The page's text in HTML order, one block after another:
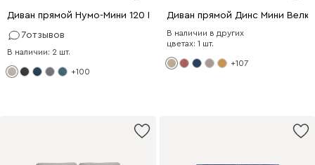
Диван прямой Нумо-Мини 120 Рогожка Кремовый
7отзывов
В наличии: 2 шт.
+100
Диван прямой Динс Мини
В наличии в других
цветах: 1 шт.
+107